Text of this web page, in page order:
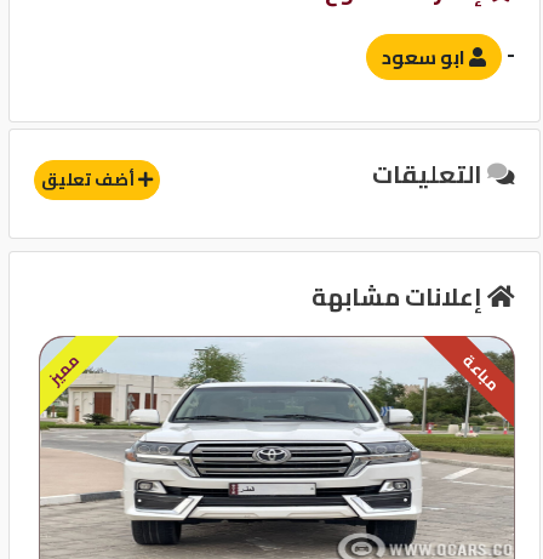
وسائل الامان
نظام مانع للانغلاق-ABS
وسادة هوائية للركاب
حساسات
آخرى
إنذار
GPS
مثبت سرعة
قفل مركزى للابواب
- ابو سعود
التعليقات أضف تعليق
إعلانات مشابهة
مميز مباعة